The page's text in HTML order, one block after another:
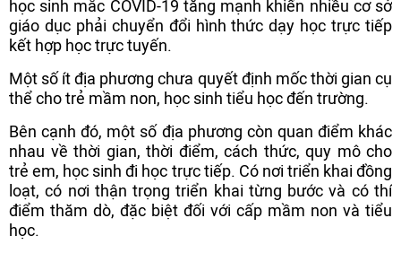
học sinh mắc COVID-19 tăng mạnh khiến nhiều cơ sở
giáo dục phải chuyển đổi hình thức dạy học trực tiếp
kết hợp học trực tuyến.
Một số ít địa phương chưa quyết định mốc thời gian cụ
thể cho trẻ mầm non, học sinh tiểu học đến trường.
Bên cạnh đó, một số địa phương còn quan điểm khác
nhau về thời gian, thời điểm, cách thức, quy mô cho
trẻ em, học sinh đi học trực tiếp. Có nơi triển khai đồng
loạt, có nơi thận trọng triển khai từng bước và có thí
điểm thăm dò, đặc biệt đối với cấp mầm non và tiểu
học.